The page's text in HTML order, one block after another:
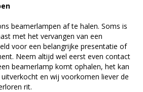
beamerlampen af te halen. Soms is
met het vervangen van een
voor een belangrijke presentatie of
Neem altijd wel eerst even contact
beamerlamp komt ophalen, het kan
en wij voorkomen liever de
rit.